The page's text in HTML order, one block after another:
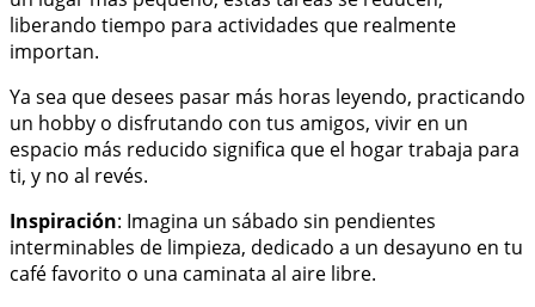
liberando tiempo para actividades que realmente
importan.
Ya sea que desees pasar más horas leyendo, practicando
un hobby o disfrutando con tus amigos, vivir en un
espacio más reducido significa que el hogar trabaja para
ti, y no al revés.
Inspiración: Imagina un sábado sin pendientes
interminables de limpieza, dedicado a un desayuno en tu
café favorito o una caminata al aire libre.